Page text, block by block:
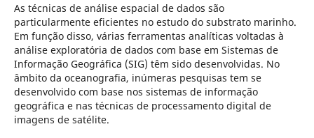
As técnicas de análise espacial de dados são
particularmente eficientes no estudo do substrato marinho.
Em função disso, várias ferramentas analíticas voltadas à
análise exploratória de dados com base em Sistemas de
Informação Geográfica (SIG) têm sido desenvolvidas. No
âmbito da oceanografia, inúmeras pesquisas tem se
desenvolvido com base nos sistemas de informação
geográfica e nas técnicas de processamento digital de
imagens de satélite.